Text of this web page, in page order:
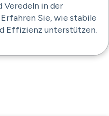
Veredeln in der
Sie, wie stabile
Effizienz unterstützen.